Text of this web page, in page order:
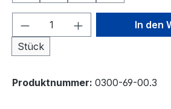
Produkt Anzahl: Gib
Stück
In den
Produktnummer: 0300-69-00.3